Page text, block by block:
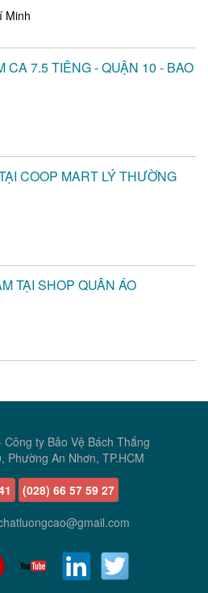
Minh
CA 7.5 TIẾNG - QUẬN 10 - BAO
COOP MART LÝ THƯỜNG
TẠI SHOP QUẦN ÁO
Công ty Bảo Vệ Bách Thắng
Phường An Nhơn, TP.HCM
(028) 66 57 59 27